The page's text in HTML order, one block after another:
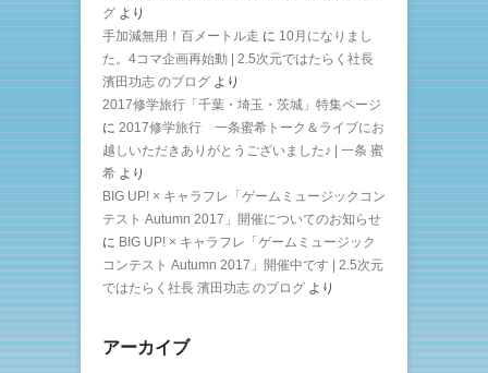
グ より
手加減無用！百メートル走 に 10月になりまし
た。4コマ企画再始動 | 2.5次元ではたらく社長
濱田功志 のブログ より
2017修学旅行「千葉・埼玉・茨城」特集ページ
に 2017修学旅行 一条蜜希トーク＆ライブにお
越しいただきありがとうございました♪ | 一条 蜜
希 より
BIG UP! × キャラフレ「ゲームミュージックコン
テスト Autumn 2017」開催についてのお知らせ
に BIG UP! × キャラフレ「ゲームミュージック
コンテスト Autumn 2017」開催中です | 2.5次元
ではたらく社長 濱田功志 のブログ より
アーカイブ